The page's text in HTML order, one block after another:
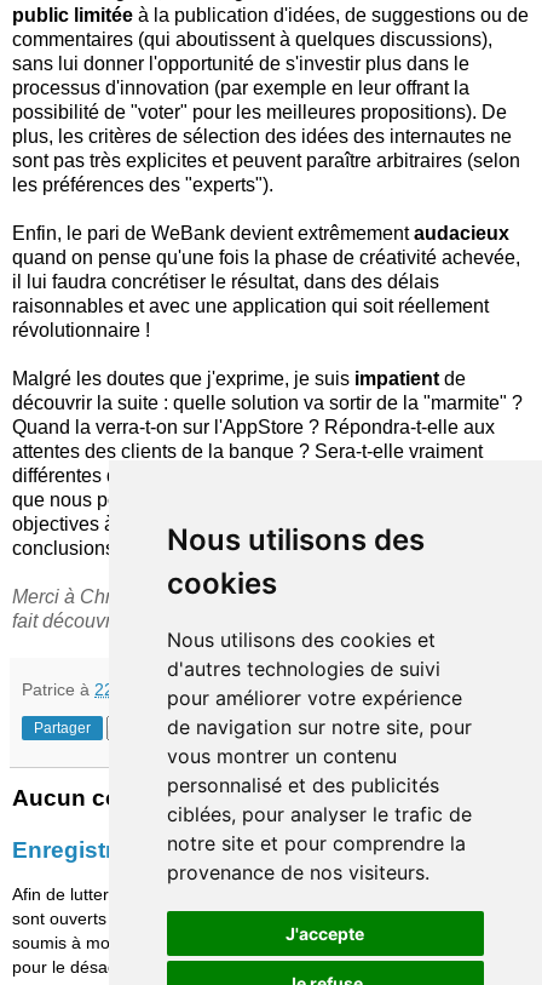
Nous utilisons des
cookies
Nous utilisons des cookies et
d'autres technologies de suivi
pour améliorer votre expérience
de navigation sur notre site, pour
vous montrer un contenu
personnalisé et des publicités
ciblées, pour analyser le trafic de
notre site et pour comprendre la
provenance de nos visiteurs.
J'accepte
public limitée à la publication d'idées, de suggestions ou de
commentaires (qui aboutissent à quelques discussions),
sans lui donner l'opportunité de s'investir plus dans le
processus d'innovation (par exemple en leur offrant la
possibilité de "voter" pour les meilleures propositions). De
plus, les critères de sélection des idées des internautes ne
sont pas très explicites et peuvent paraître arbitraires (selon
les préférences des "experts").
Enfin, le pari de WeBank devient extrêmementaudacieux
quand on pense qu'une fois la phase de créativité achevée,
il lui faudra concrétiser le résultat, dans des délais
raisonnables et avec une application qui soit réellement
révolutionnaire !
Malgré les doutes que j'exprime, je suis impatient de
découvrir la suite : quelle solution va sortir de la "marmite" ?
Quand la verra-t-on sur l'AppStore ? Répondra-t-elle aux
attentes des clients de la banque ? Sera-t-elle vraiment
différentes des solutions existantes ? La bonne nouvelle est
que nous pourrons avoir des réponses concrètes et
objectives à toutes ces questions... A bientôt pour les
conclusions définitives !
Merci à Christophe Langlois (Visible Banking
fait découvrir cette initiative (à suivre) !
Patrice à 22:12
Partager
Aucun commentaire:
Enregistrer un commentaire
Afin de lutter contre le spam, les commentaires ne
sont ouverts qu'aux personnes identifiées et sont
soumis à modération (je suis sincèrement désolé
pour le désagrément causé…)